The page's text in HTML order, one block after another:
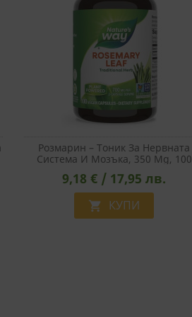
Розмарин – Тоник За Нервната
Система И Мозъка, 350 Mg, 100
Капсули
9,18 € / 17,95 лв.
 КУПИ